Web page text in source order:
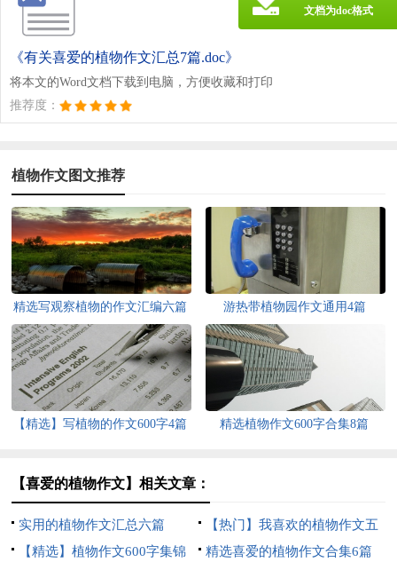
《有关喜爱的植物作文汇总7篇.doc》
将本文的Word文档下载到电脑，方便收藏和打印
推荐度：
文档为doc格式
植物作文图文推荐
精选写观察植物的作文汇编六篇 游热带植物园作文通用4篇
【精选】写植物的作文600字4篇 精选植物作文600字合集8篇
【喜爱的植物作文】相关文章：
实用的植物作文汇总六篇
【热门】我喜欢的植物作文五
篇
【精选】植物作文600字集锦 精选喜爱的植物作文合集6篇